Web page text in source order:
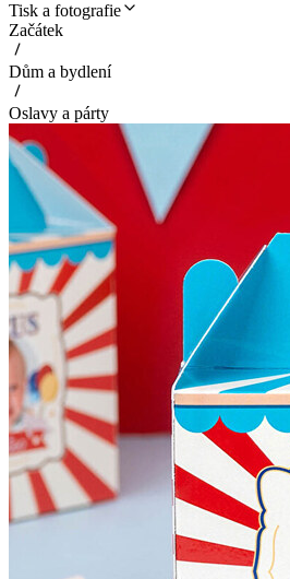
Tisk a fotografie
Začátek
Dům a bydlení
Oslavy a párty